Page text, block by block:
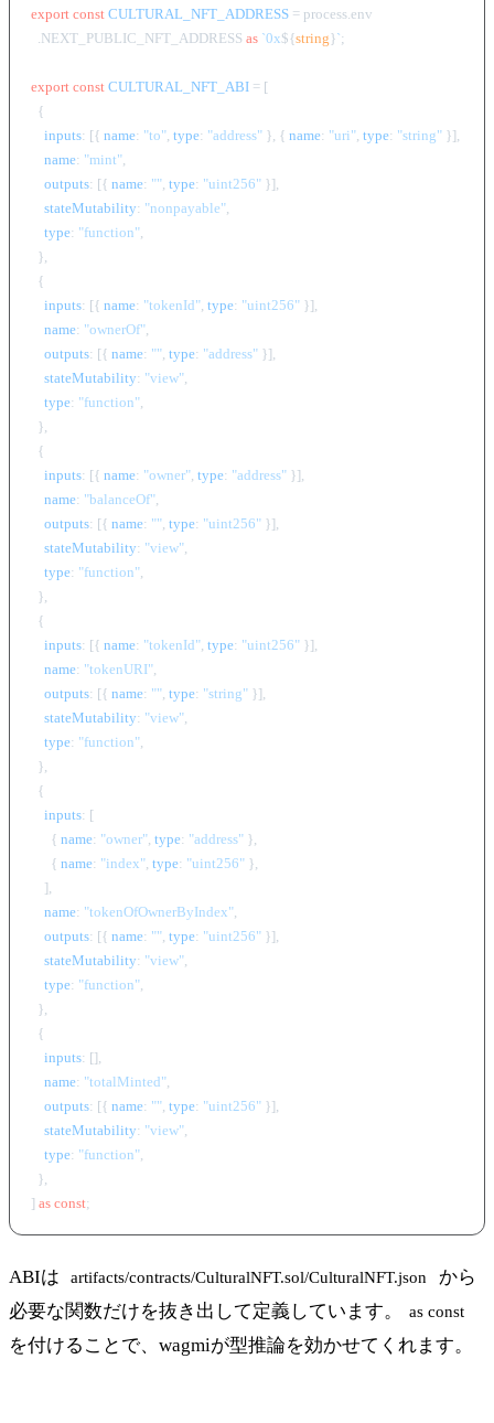
export const CULTURAL_NFT_ADDRESS = process.env
  .
NEXT_PUBLIC_NFT_ADDRESS as `0x${string }`;
export const CULTURAL_NFT_ABI = [
  {
inputs: [{ name: "to", type: "address" }, { name: "uri", type: "string" }],
name: "mint",
outputs: [{ name: "", type: "uint256" }],
stateMutability: "nonpayable",
type: "function",
  },
  {
inputs: [{ name: "tokenId", type: "uint256" }],
name: "ownerOf",
outputs: [{ name: "", type: "address" }],
stateMutability: "view",
type: "function",
  },
  {
inputs: [{ name: "owner", type: "address" }],
name: "balanceOf",
outputs: [{ name: "", type: "uint256" }],
stateMutability: "view",
type: "function",
  },
  {
inputs: [{ name: "tokenId", type: "uint256" }],
name: "tokenURI",
outputs: [{ name: "", type: "string" }],
stateMutability: "view",
type: "function",
  },
  {
inputs: [
      {
name: "owner", type: "address" },
      {
name: "index", type: "uint256" },
    ],
name: "tokenOfOwnerByIndex",
outputs: [{ name: "", type: "uint256" }],
stateMutability: "view",
type: "function",
  },
  {
inputs: [],
name: "totalMinted",
outputs: [{ name: "", type: "uint256" }],
stateMutability: "view",
type: "function",
  },
] as const
ABIは artifacts/contracts/CulturalNFT.sol/CulturalNFT.json
から
必要な関数だけを抜き出して定義しています。
as const
を付けることで、wagmiが型推論を効かせてくれます。